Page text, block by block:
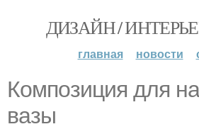
ДИЗАЙН /
главная новости
Композиция для
вазы